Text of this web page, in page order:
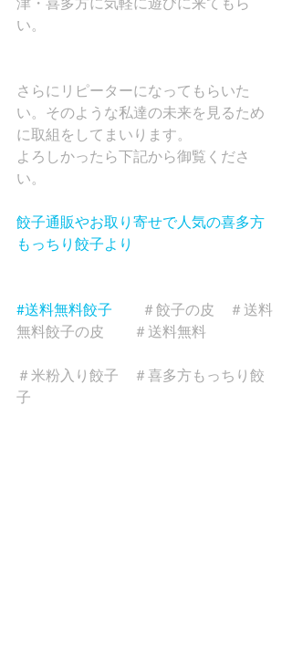
い。
さらにリピーターになってもらいた
い。そのような私達の未来を見るため
に取組をしてまいります。
よろしかったら下記から御覧くださ
い。
餃子通販やお取り寄せで人気の喜多方
もっちり餃子より
#送料無料餃子 ＃餃子の皮　＃送料
無料餃子の皮　　＃送料無料
＃米粉入り餃子　＃喜多方もっちり餃
子